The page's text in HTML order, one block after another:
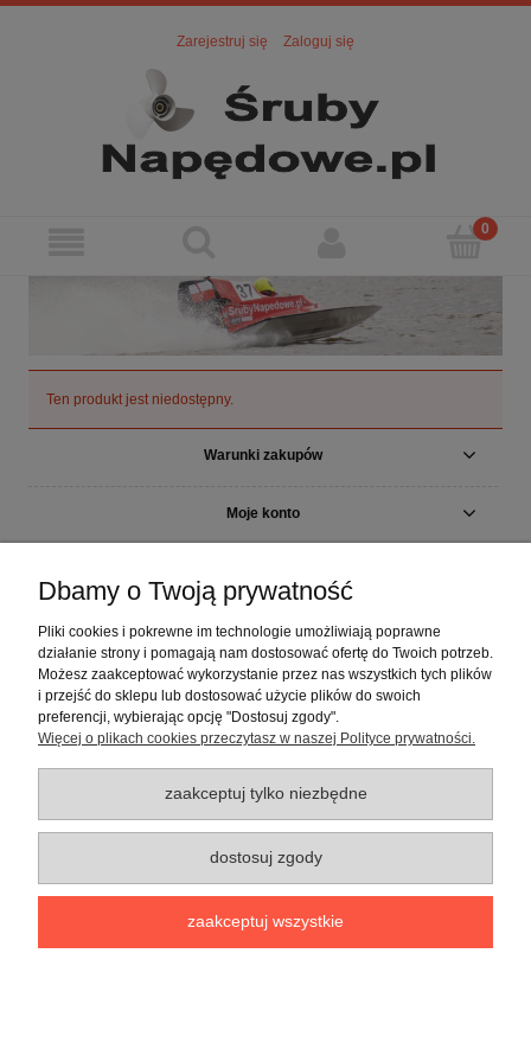
Zarejestruj się Zaloguj się
Ten produkt jest niedostępny.
Warunki zakupów
Moje konto
pokaż pełną wersję strony
Sklep internetowy Shoper.pl
Dbamy o Twoją prywatność
Pliki cookies i pokrewne im technologie umożliwiają poprawne
działanie strony i pomagają nam dostosować ofertę do Twoich potrzeb.
Możesz zaakceptować wykorzystanie przez nas wszystkich tych plików
i przejść do sklepu lub dostosować użycie plików do swoich
preferencji, wybierając opcję "Dostosuj zgody".
Więcej o plikach cookies przeczytasz w naszej Polityce prywatności.
zaakceptuj tylko niezbędne
dostosuj zgody
zaakceptuj wszystkie